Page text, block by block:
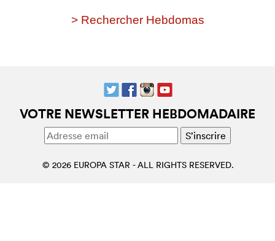
> Rechercher Hebdomas
VOTRE NEWSLETTER HEBDOMADAIRE
© 2026 EUROPA STAR - ALL RIGHTS RESERVED.